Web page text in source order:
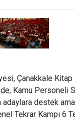
Çanakkale Kitap
Kamu Personeli
adaylara destek
Tekrar Kampı 6